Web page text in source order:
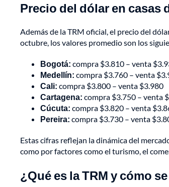
Precio del dólar en casas
Además de la TRM oficial, el precio del
octubre, los valores promedio son los
Bogotá: compra $3.810 – venta
Medellín: compra $3.760 – venta
Cali: compra $3.800 – venta $3.980
Cartagena: compra $3.750 – venta
Cúcuta: compra $3.820 – venta
Pereira: compra $3.730 – venta
Estas cifras reflejan la dinámica del
como por factores como el turismo, el
¿Qué es la TRM y cómo